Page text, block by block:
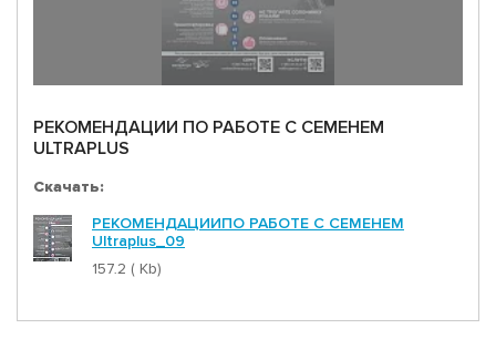
РЕКОМЕНДАЦИИ ПО РАБОТЕ С СЕМЕНЕМ
ULTRAPLUS
Скачать:
РЕКОМЕНДАЦИИПО РАБОТЕ С СЕМЕНЕМ
Ultraplus_09
157.2 ( Kb)